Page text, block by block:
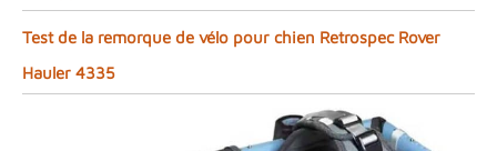
Test de la remorque de vélo pour chien Retrospec Rover
Hauler 4335